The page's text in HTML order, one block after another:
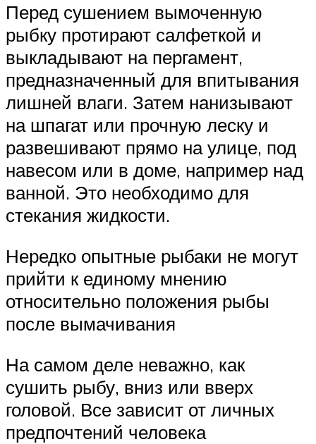
Перед сушением вымоченную
рыбку протирают салфеткой и
выкладывают на пергамент,
предназначенный для впитывания
лишней влаги. Затем нанизывают
на шпагат или прочную леску и
развешивают прямо на улице, под
навесом или в доме, например над
ванной. Это необходимо для
стекания жидкости.
Нередко опытные рыбаки не могут
прийти к единому мнению
относительно положения рыбы
после вымачивания
На самом деле неважно, как
сушить рыбу, вниз или вверх
головой. Все зависит от личных
предпочтений человека